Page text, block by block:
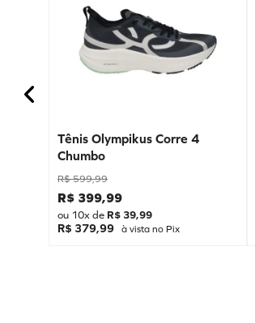
Tênis Olympikus Corre 4
Chumbo
R$ 599,99
R$ 399,99
ou 10x de R$ 39,99
R$ 379,99 à vista no Pix